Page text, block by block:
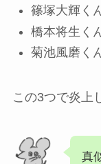
篠塚大輝く
橋本将生く
菊池風磨く
この3つで炎上
真